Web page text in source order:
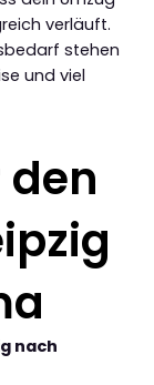
verläuft.
stehen
und viel
nach